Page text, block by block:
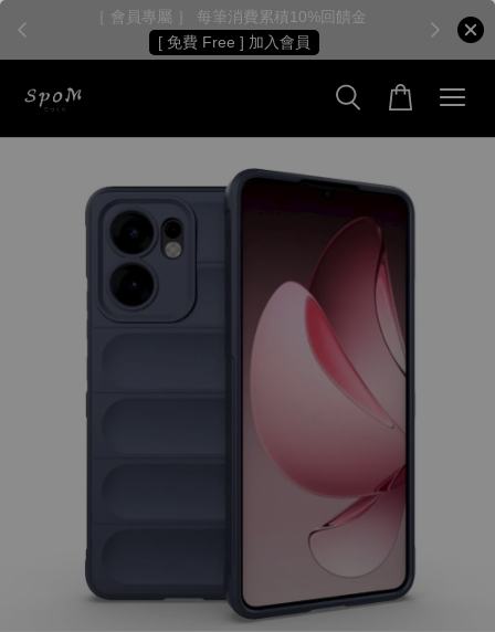
［ 會員專屬 ］ 每筆消費累積10%回饋金
[ 免費 Free ] 加入會員